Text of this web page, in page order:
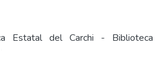
Estatal del Carchi - Biblioteca